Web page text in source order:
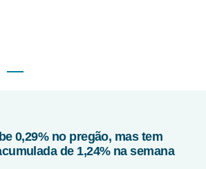
0,29% no pregão, mas tem
de 1,24% na semana